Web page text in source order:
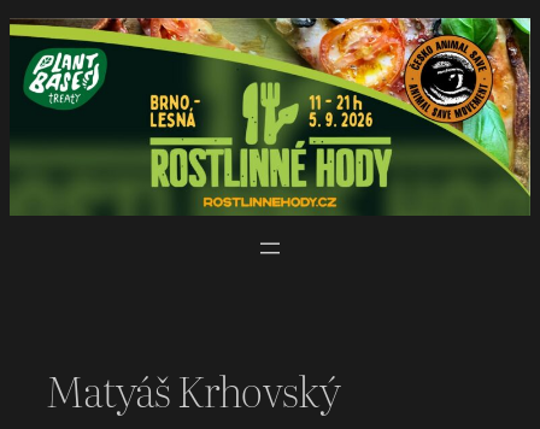
Přeskočit
obsah
Matyáš Krhovský